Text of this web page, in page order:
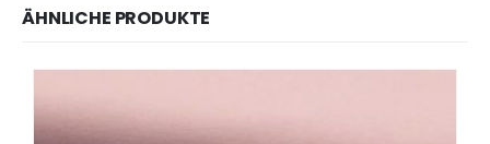
ÄHNLICHE PRODUKTE